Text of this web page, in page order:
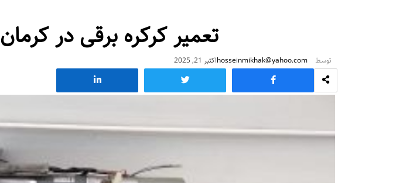
تعمیر کرکره برقی در کرمان
توسط hosseinmikhak@yahoo.comاکتبر 21, 2025